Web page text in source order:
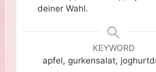
deiner Wahl.
KEYWORD
apfel, gurkensalat,